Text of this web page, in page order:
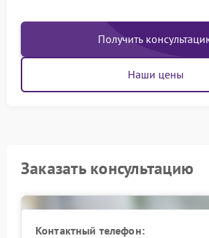
Получить
Наши цены
Заказать консультацию
Контактный телефон: